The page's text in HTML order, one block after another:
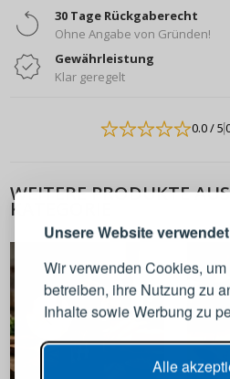
Unsere Website
Wir verwenden Cookies,
betreiben, ihre Nutzung zu
Inhalte sowie Werbung zu
Alle
30 Tage Rückgaberecht
Ohne Angabe von Gründen!
Gewährleistung
Klar geregelt
0.0/ 5
WEITERE PRODUKTE
KATEGORIE
Melden Sie sich
E-Mail-Adresse